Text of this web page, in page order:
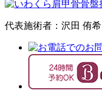
代表施術者：沢田 侑希